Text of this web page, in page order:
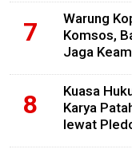
Warung
Komsos,
Jaga
Kuasa
Karya
lewat